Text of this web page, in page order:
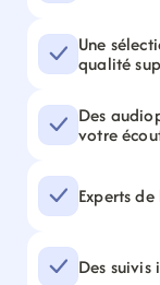
Une
qualité
Des
votre
Experts
Des